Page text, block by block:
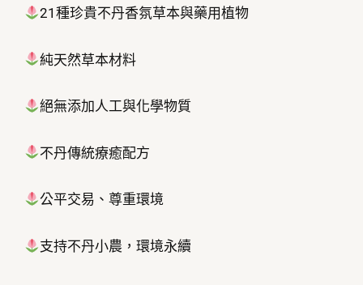
21種珍貴不丹香氛草本與藥用植物
純天然草本材料
絕無添加人工與化學物質
不丹傳統療癒配方
公平交易、尊重環境
支持不丹小農，環境永續